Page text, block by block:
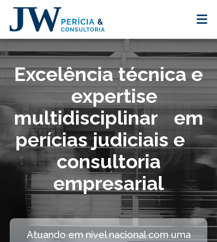
Excelência técnica e
expertise
multidisciplinar em
perícias judiciais e
consultoria
empresarial
Atuando em nível nacional com uma